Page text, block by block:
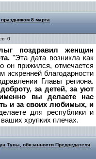
8 марта
0
поздравил женщин
"Эта дата возникла как
он прижился, отмечается
искренней благодарности
Главы региона.
за детей, за уют
вы делаете нас
и за своих любимых, и
для республики и
хрупких плечах.
Тувы, обязанности Председателя